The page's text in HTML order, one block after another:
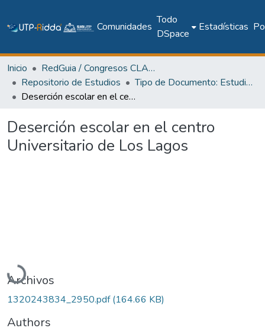
Comunidades
Todo
DSpace
Estadísticas
Inicio
RedGuia / Congresos CLABES
Repositorio de Estudios
Tipo de Documento: Estudio Aplicado
Deserción escolar en el centro Universitario de Los Lagos
Deserción escolar en el centro
Universitario de Los Lagos
Cargando...
Archivos
1320243834_2950.pdf(164.66 KB)
Authors